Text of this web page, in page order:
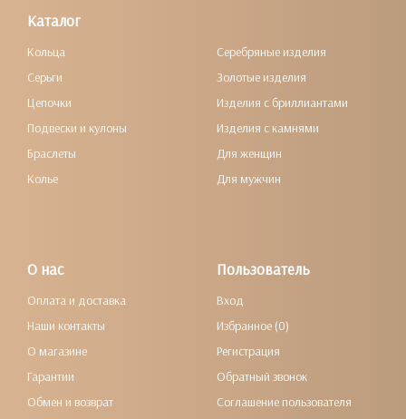
Каталог
Кольца
Серьги
Цепочки
Подвески и кулоны
Браслеты
Колье
Серебряные изделия
Золотые изделия
Изделия с бриллиантами
Изделия с камнями
Для женщин
Для мужчин
О нас
Оплата и доставка
Наши контакты
О магазине
Гарантии
Обмен и возврат
Пользователь
Вход
Избранное (0)
Регистрация
Обратный звонок
Соглашение пользователя